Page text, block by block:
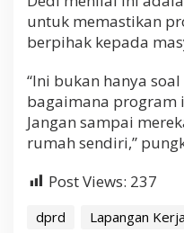
untuk memastikan
berpihak kepada
“Ini bukan hanya
bagaimana program
Jangan sampai
rumah sendiri,”
Post Views: 237
dprd Lapangan Kerja